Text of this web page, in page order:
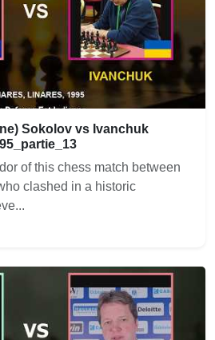
Sokolov vs Ivanchuk
of this chess match between
clashed in a historic